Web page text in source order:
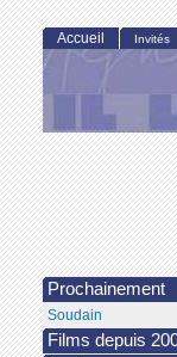
Accueil Invités
Prochainement
Soudain
Films depuis